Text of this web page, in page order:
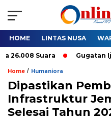
HOME LINTAS NUSA
Suara Gugatan Ijasah
Home / Humaniora
Dipastikan
Infrastruktur
Selesai Tahun